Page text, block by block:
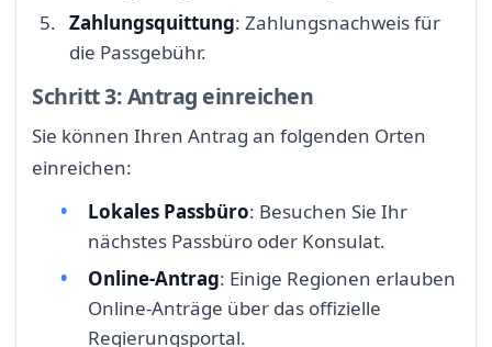
Zahlungsquittung: Zahlungsnachweis für
die Passgebühr.
Schritt 3: Antrag einreichen
Sie können Ihren Antrag an folgenden Orten
einreichen:
Lokales Passbüro: Besuchen Sie Ihr
nächstes Passbüro oder Konsulat.
Online-Antrag: Einige Regionen erlauben
Online-Anträge über das offizielle
Regierungsportal.